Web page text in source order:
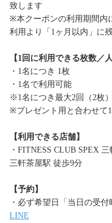
致します
※本クーポンの利用期間内
利用より「1ヶ月以内」に
【1回に利用できる枚数／人
・1名につき 1枚
・1名で利用可能
※1名につき最大2回（2枚
※プレゼント用と合わせて
【利用できる店舗】
・FITNESS CLUB SPEX 三
三軒茶屋駅 徒歩9分
【予約】
・必ず希望日「当日の受付
LINE